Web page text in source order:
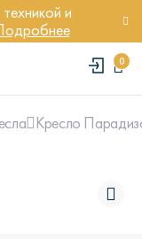
и
0
Кресло